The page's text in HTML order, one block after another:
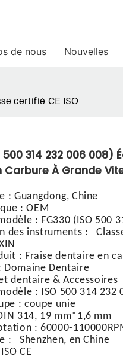
de nous Nouvelles
certifié CE ISO
500 314 232 006
Carbure À Grande
: Guangdong, Chine
: OEM
: FG330 (ISO 500
des instruments :
: Fraise dentaire en
Domaine Dentaire
dentaire & Accessoires
: ISO 500 314 232
: coupe unie
314, 19 mm*1,6 mm
: 60000-
:
Shenzhen, en Chine
ISO CE